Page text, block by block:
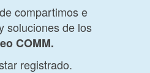
compartimos e
soluciones de los
COMM.
registrado.